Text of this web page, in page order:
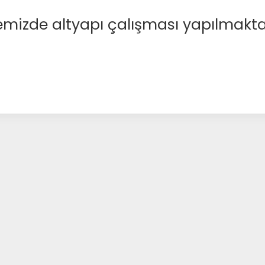
altyapı çalışması